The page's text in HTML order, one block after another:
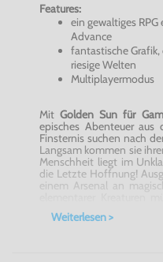
Features:
ein gewaltiges
Advance
fantastische
riesige Welten
Multiplayermodus
MitGolden Sun für
episches Abenteuer aus
Finsternis suchen nach
Langsam kommen sie
Menschheit liegt im
die Letzte Hoffnung!
einem Arsenal an
drohende Unheil von der
Ein Rollenspiel der
Weiterlesen >